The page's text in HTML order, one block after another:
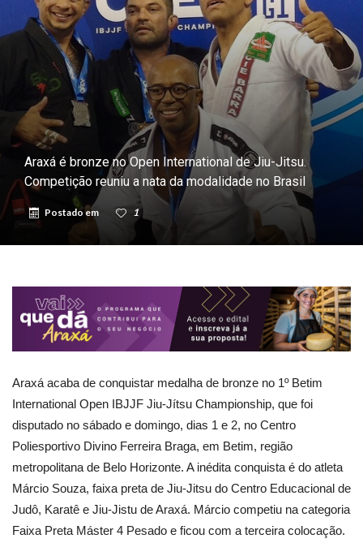
Araxá é bronze no Open International de Jiu-Jitsu.
Competição reuniu a nata da modalidade no Brasil
Postado em 1
Araxá acaba de conquistar medalha de bronze no 1º Betim
International Open IBJJF Jiu-Jítsu Championship, que foi
disputado no sábado e domingo, dias 1 e 2, no Centro
Poliesportivo Divino Ferreira Braga⁠, em Betim, região
metropolitana de Belo Horizonte. A inédita conquista é do atleta
Márcio Souza, faixa preta de Jiu-Jitsu do Centro Educacional de
Judô, Karatê e Jiu-Jistu de Araxá. Márcio competiu na categoria
Faixa Preta Máster 4 Pesado e ficou com a terceira colocação.